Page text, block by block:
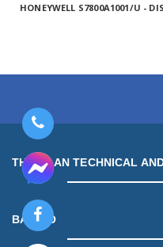
HONEYWELL S7800A1001/U -
THUAN AN TECHNICAL
BẢN ĐỒ